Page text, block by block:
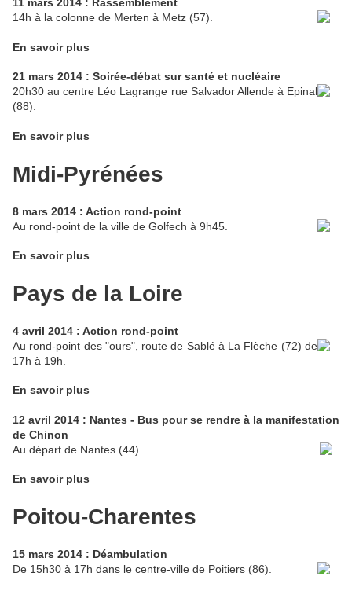
14h à la colonne de Merten à Metz (57).
En savoir plus
21 mars 2014 : Soirée-débat sur santé et nucléaire
20h30 au centre Léo Lagrange rue Salvador Allende à Epinal
(88).
En savoir plus
Midi-Pyrénées
8 mars 2014 : Action rond-point
Au rond-point de la ville de Golfech à 9h45.
En savoir plus
Pays de la Loire
4 avril 2014 : Action rond-point
Au rond-point des "ours", route de Sablé à La Flèche (72) de
17h à 19h.
En savoir plus
12 avril 2014 : Nantes - Bus pour se rendre à la manifestation
de Chinon
Au départ de Nantes (44).
En savoir plus
Poitou-Charentes
15 mars 2014 : Déambulation
De 15h30 à 17h dans le centre-ville de Poitiers (86).